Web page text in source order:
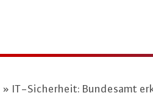
IT-Sicherheit: Bundesamt